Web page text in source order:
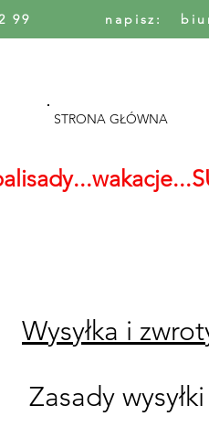
22 99 napisz:
STRONA GŁÓWNA
Wysyłka i
Zasady wysyłki